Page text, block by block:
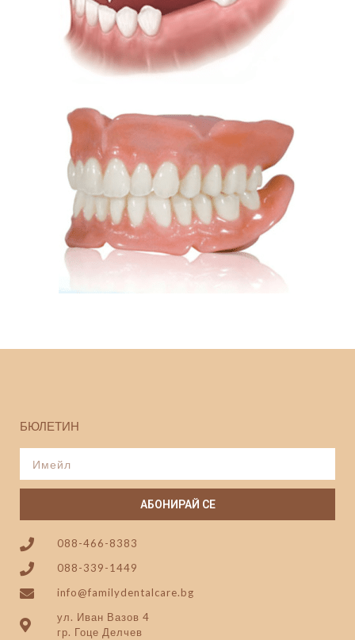
БЮЛЕТИН
АБОНИРАЙ СЕ
088-466-8383
088-339-1449
info@familydentalcare.bg
ул. Иван Вазов 4
гр. Гоце Делчев